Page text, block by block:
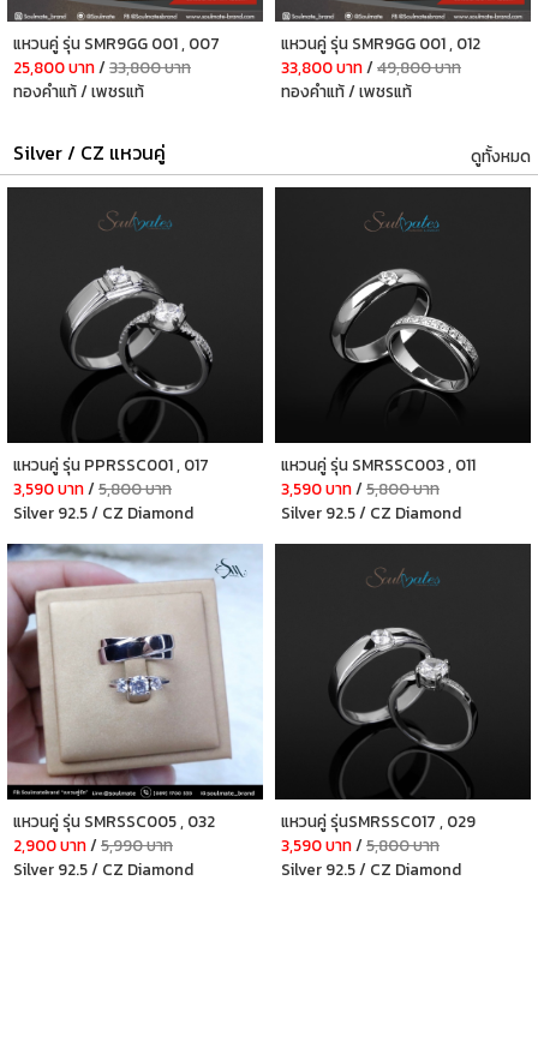
แหวนคู่ รุ่น SMR9GG 001 , 007
25,800 บาท/33,800 บาท
ทองคำแท้ / เพชรแท้
แหวนคู่ รุ่น SMR9GG 001 , 012
33,800 บาท/49,800 บาท
ทองคำแท้ / เพชรแท้
Silver / CZ แหวนคู่ ดูทั้งหมด
แหวนคู่ รุ่น PPRSSC001 , 017
3,590 บาท/5,800 บาท
Silver 92.5 / CZ Diamond
แหวนคู่ รุ่น SMRSSC003 , 011
3,590 บาท/5,800 บาท
Silver 92.5 / CZ Diamond
แหวนคู่ รุ่น SMRSSC005 , 032
2,900 บาท/5,990 บาท
Silver 92.5 / CZ Diamond
แหวนคู่ รุ่นSMRSSC017 , 029
3,590 บาท/5,800 บาท
Silver 92.5 / CZ Diamond